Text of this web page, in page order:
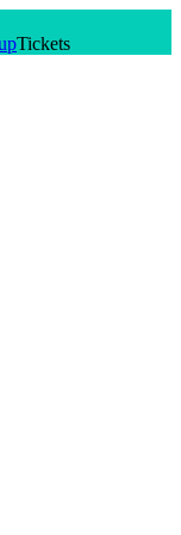
Tickets